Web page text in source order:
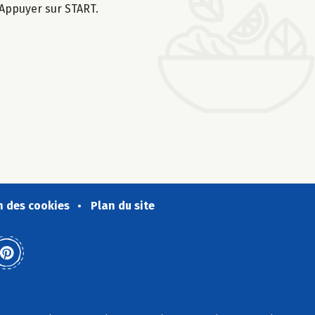
sur START.
des cookies Plan du site